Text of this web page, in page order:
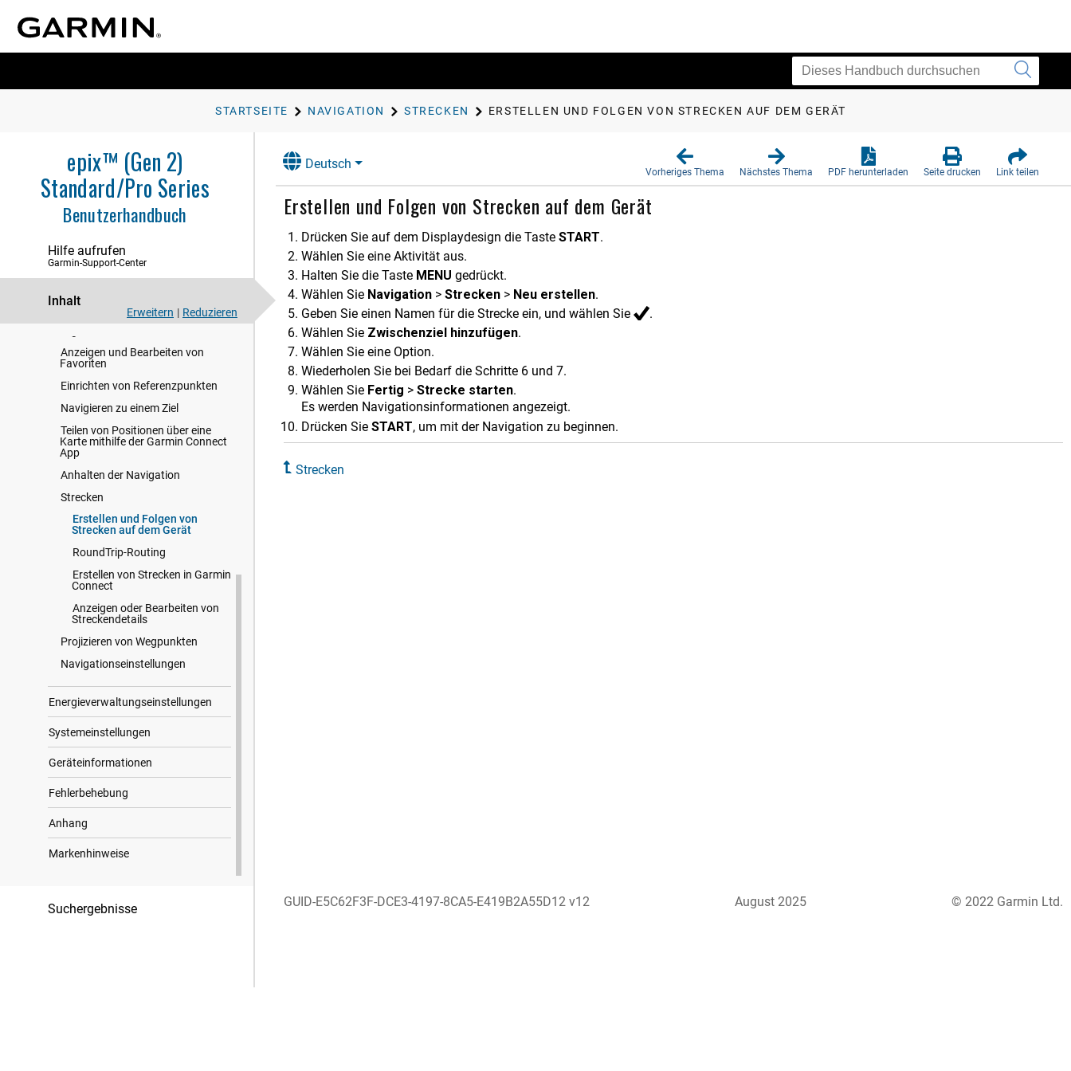
STARTSEITE NAVIGATION STRECKEN ERSTELLEN UND FOLGEN VON STRECKEN AUF DEM GERÄT
epix™ (Gen 2)
Standard/Pro Series
Benutzerhandbuch
Hilfe aufrufen
Garmin-Support-Center
Inhalt
Erweitern | Reduzieren
Training
Musik
Konnektivität
Sicherheits- und Trackingfunktionen
Wellnesseinstellungen
Anzeigen und Bearbeiten von
Favoriten
Einrichten von Referenzpunkten
Navigieren zu einem Ziel
Teilen von Positionen über eine
Karte mithilfe der Garmin Connect
App
Anhalten der Navigation
Strecken
Erstellen und Folgen von
Strecken auf dem Gerät
RoundTrip-Routing
Erstellen von Strecken in Garmin
Connect
Anzeigen oder Bearbeiten von
Streckendetails
Projizieren von Wegpunkten
Navigationseinstellungen
Energieverwaltungseinstellungen
Systemeinstellungen
Geräteinformationen
Fehlerbehebung
Anhang
Markenhinweise
Suchergebnisse
Deutsch
Vorheriges Thema Nächstes Thema PDF herunterladen Seite drucken Link teilen
Erstellen und Folgen von Strecken auf dem Gerät
Drücken Sie auf dem Displaydesign die Taste START.
Wählen Sie eine Aktivität aus.
Halten Sie die Taste MENU gedrückt.
Wählen Sie Navigation > Strecken > Neu erstellen.
Geben Sie einen Namen für die Strecke ein, und wählen Sie
.
Wählen Sie Zwischenziel hinzufügen.
Wählen Sie eine Option.
Wiederholen Sie bei Bedarf die Schritte 6 und 7.
Wählen Sie Fertig > Strecke starten.
Es werden Navigationsinformationen angezeigt.
Drücken Sie START, um mit der Navigation zu beginnen.
Strecken
GUID-E5C62F3F-DCE3-4197-8CA5-E419B2A55D12 v12 August 2025 © 2022 Garmin Ltd.